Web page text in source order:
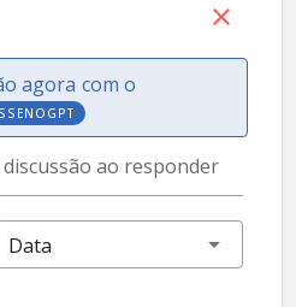
agora com o
ao responder
Data